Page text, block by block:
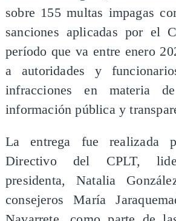
sobre 155 multas impagas
sanciones aplicadas por el
período que va entre enero
a autoridades y
infracciones en materia
información pública y
La entrega fue realizada
Directivo del CPLT,
presidenta, Natalia
consejeros María